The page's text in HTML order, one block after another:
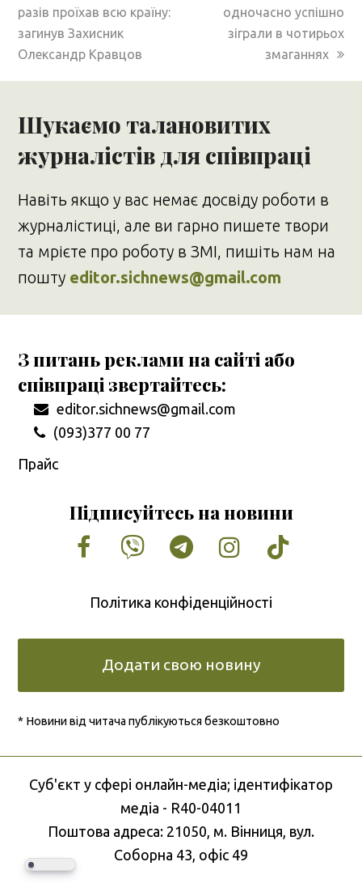
post:
разів проїхав всю країну:
загинув Захисник
Олександр Кравцов
post:
одночасно успішно
зіграли в чотирьох
змаганнях
Шукаємо талановитих
журналістів для співпраці
Навіть якщо у вас немає досвіду роботи в
журналістиці, але ви гарно пишете твори
та мрієте про роботу в ЗМІ, пишіть нам на
пошту editor.sichnews@gmail.com
З питань реклами на сайті або
співпраці звертайтесь:
editor.sichnews@gmail.com
(093)377 00 77
Прайс
Підписуйтесь на новини
Facebook
VimeoTumblrInstagram
Tiktok
Політика конфіденційності
Додати свою новину
* Новини від читача публікуються безкоштовно
Cуб'єкт у сфері онлайн-медіа; ідентифікатор
медіа - R40-04011
Поштова адреса: 21050, м. Вінниця, вул.
Соборна 43, офіс 49